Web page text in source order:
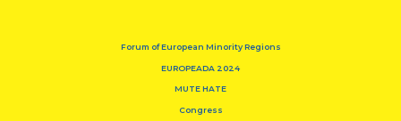
Forum of European Minority Regions
EUROPEADA 2024
MUTE HATE
Congress